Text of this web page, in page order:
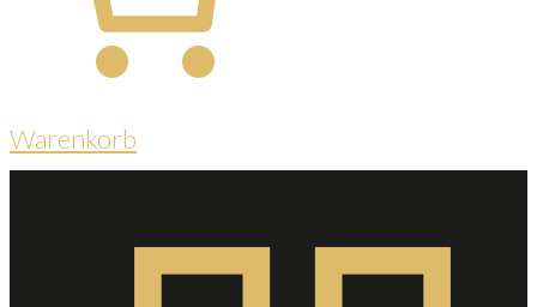
Warenkorb